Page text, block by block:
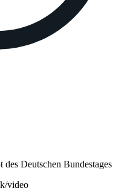
Deutschen Bundestages
video